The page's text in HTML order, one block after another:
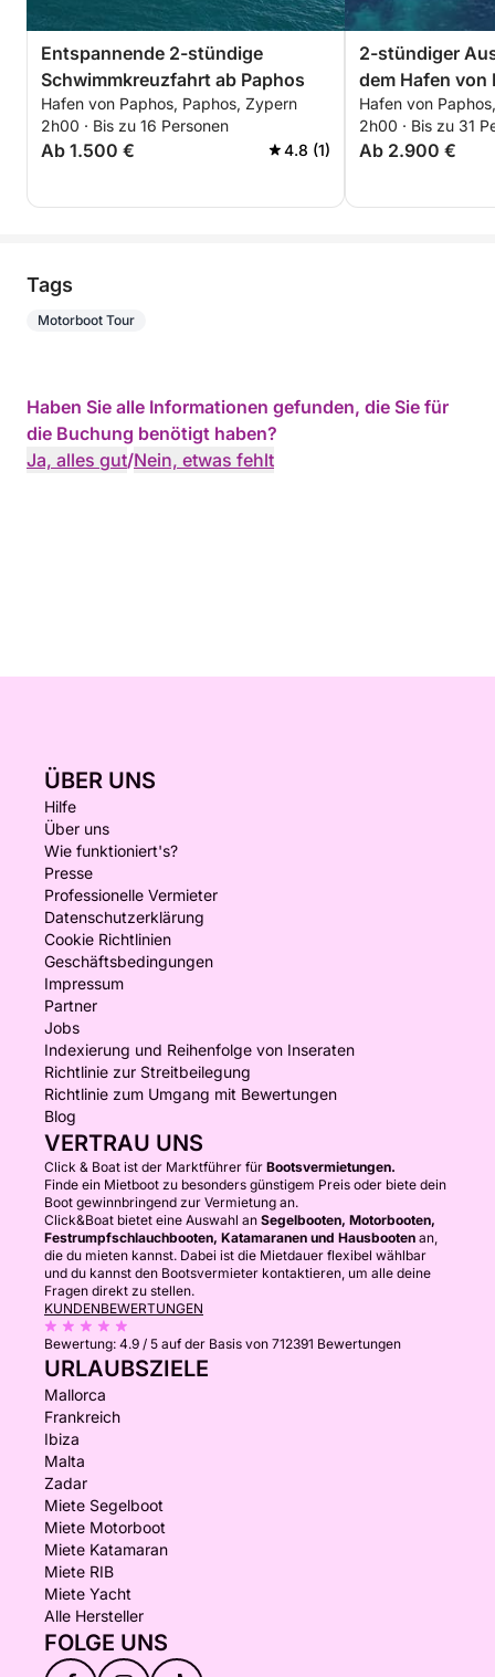
Entspannende 2-stündige
Schwimmkreuzfahrt ab Paphos
Hafen von Paphos, Paphos, Zypern
2h00 · Bis zu 16 Personen
Ab 1.500 € 4.8 (1)
2-stündiger
dem Hafen von
Hafen von
2h00 · Bis zu 31
Ab 2.900 €
Tags
Motorboot Tour
Haben Sie alle Informationen gefunden, die Sie für
die Buchung benötigt haben?
Ja, alles gut/Nein, etwas fehlt
ÜBER UNS
Hilfe
Über uns
Wie funktioniert's?
Presse
Professionelle Vermieter
Datenschutzerklärung
Cookie Richtlinien
Geschäftsbedingungen
Impressum
Partner
Jobs
Indexierung und Reihenfolge von Inseraten
Richtlinie zur Streitbeilegung
Richtlinie zum Umgang mit Bewertungen
Blog
VERTRAU UNS
Click & Boat ist der Marktführer für Bootsvermietungen.
Finde ein Mietboot zu besonders günstigem Preis oder biete dein
Boot gewinnbringend zur Vermietung an.
Click&Boat bietet eine Auswahl an Segelbooten, Motorbooten,
Festrumpfschlauchbooten, Katamaranen und Hausbooten an,
die du mieten kannst. Dabei ist die Mietdauer flexibel wählbar
und du kannst den Bootsvermieter kontaktieren, um alle deine
Fragen direkt zu stellen.
KUNDENBEWERTUNGEN
Bewertung: 4.9 / 5 auf der Basis von 712391 Bewertungen
URLAUBSZIELE
Mallorca
Frankreich
Ibiza
Malta
Zadar
Miete Segelboot
Miete Motorboot
Miete Katamaran
Miete RIB
Miete Yacht
Alle Hersteller
FOLGE UNS